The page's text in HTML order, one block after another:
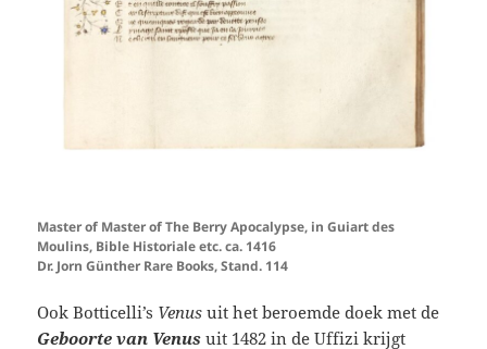
Master of Master of The Berry Apocalypse, in Guiart des
Moulins, Bible Historiale etc. ca. 1416
Dr. Jorn Günther Rare Books, Stand. 114
Ook Botticelli’s Venusuit het beroemde doek met de
Geboorte van Venus uit 1482 in de Uffizi krijgt